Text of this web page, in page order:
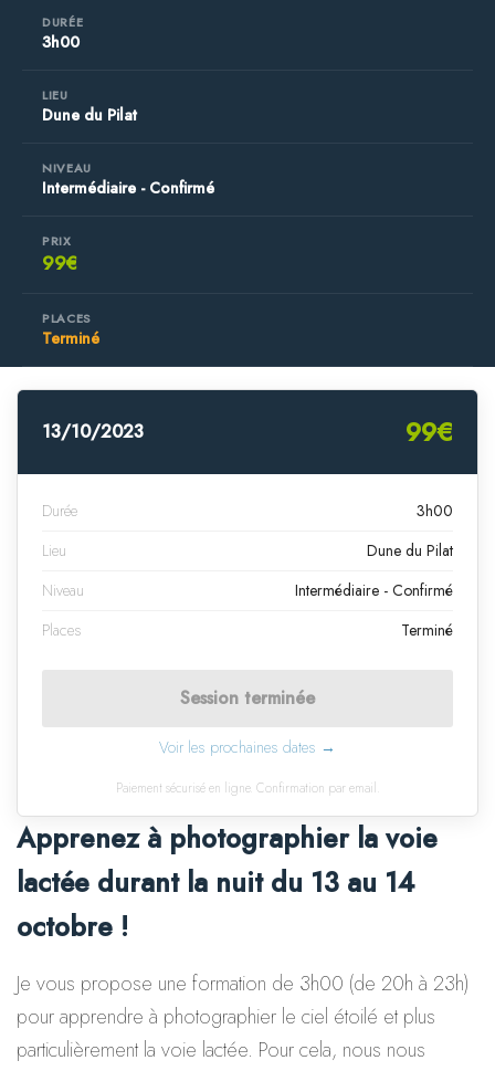
BORDEAUX
DURÉE
3h00
LIEU
Dune du Pilat
NIVEAU
Intermédiaire - Confirmé
PRIX
99€
PLACES
Terminé
Apprenez à photographier la voie
lactée durant la nuit du 13 au 14
octobre !
Je vous propose une formation de 3h00 (de 20h à 23h)
pour apprendre à photographier le ciel étoilé et plus
particulièrement la voie lactée. Pour cela, nous nous
13/10/2023 99€
Durée
3h00
Lieu
Dune du Pilat
Niveau
Intermédiaire - Confirmé
Places
Terminé
Session terminée
Voir les prochaines dates →
Paiement sécurisé en ligne. Confirmation par email.